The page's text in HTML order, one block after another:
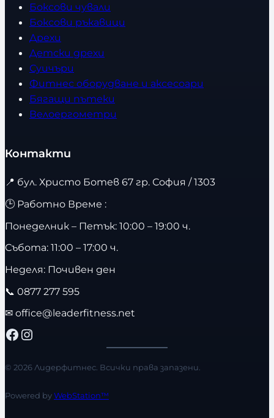
Боксови чували
Боксови ръкавици
Дрехи
Детски дрехи
Суичъри
Фитнес оборудване и аксесоари
Бягащи пътеки
Велоергометри
Контакти
📍 бул. Христо Ботев 67 гр. София / 1303
🕒 Работно Време :
Понеделник – Петък: 10:00 – 19:00 ч.
Събота: 11:00 – 17:00 ч.
Неделя: Почивен ден
📞 0877 277 595
✉ office@leaderfitness.net
Facebook Instagram
© 2026 Лидерфитнес. Всички права запазени.
Powered byWebStation™